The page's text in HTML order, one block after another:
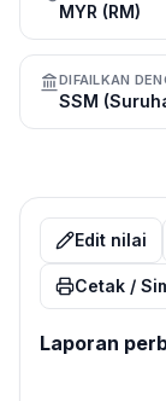
MYR (RM)
DIFAILKAN
SSM
Edit nilai
Cetak /
Laporan